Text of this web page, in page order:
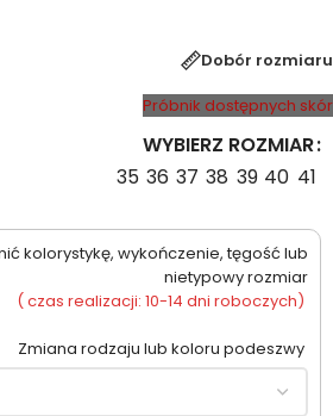
Dobór rozmiaru
Próbnik dostępnych skór
WYBIERZ ROZMIAR
35 36 37 38 39 40 41
kolorystykę, wykończenie, tęgość lub
nietypowy rozmiar
( czas realizacji: 10-14 dni roboczych)
Zmiana rodzaju lub koloru podeszwy